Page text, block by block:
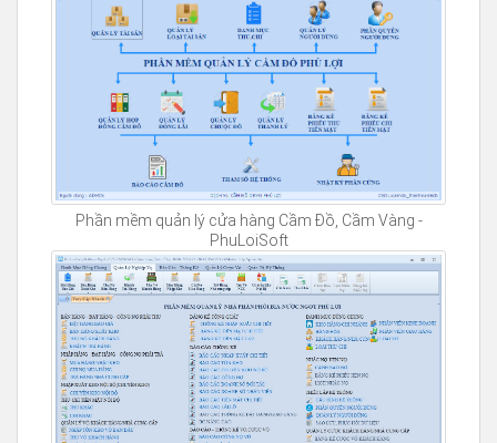
Phần mềm quản lý cửa hàng Cầm Đồ, Cầm Vàng -
PhuLoiSoft